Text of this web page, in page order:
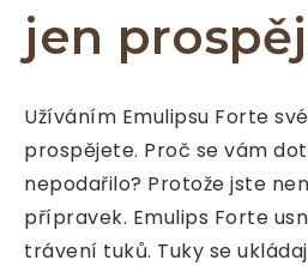
jen
Užíváním Emulipsu Forte
prospějete. Proč se vám
nepodařilo? Protože jste
přípravek. Emulips Forte
trávení tuků. Tuky se